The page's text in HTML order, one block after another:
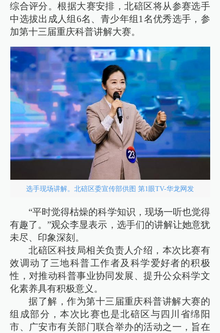
综合评分。根据大赛安排，北碚区将从参赛选手
中选拔出成人组6名、青少年组1名优秀选手，参
加第十三届重庆科普讲解大赛。
选手现场讲解。北碚区委宣传部供图 第1眼TV-华龙网发
“平时觉得枯燥的科学知识，现场一听也觉得
有趣了。”观众李显表示，选手们的讲解让她意犹
未尽、印象深刻。
北碚区科技局相关负责人介绍，本次比赛有
效调动了三地科普工作者及科学爱好者的积极
性，对推动科普事业协同发展、提升公众科学文
化素养具有积极意义。
据了解，作为第十三届重庆科普讲解大赛的
组成部分，本次比赛也是北碚区与四川省绵阳
市、广安市有关部门联合举办的活动之一，旨在